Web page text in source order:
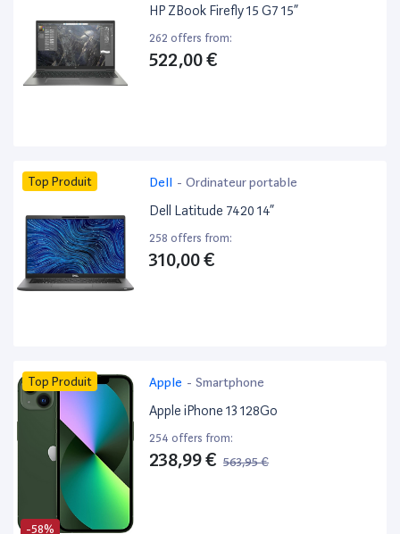
HP ZBook Firefly 15 G7 15”
262 offers from:
522,00 €
Top Produit Dell - Ordinateur portable
Dell Latitude 7420 14”
258 offers from:
310,00 €
-58%
Top Produit Apple - Smartphone
Apple iPhone 13 128Go
254 offers from:
238,99 € 563,95 €